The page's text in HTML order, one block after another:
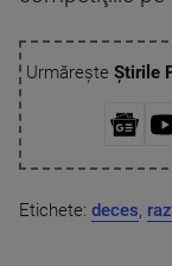
Urmărește Știrile
Etichete: deces,